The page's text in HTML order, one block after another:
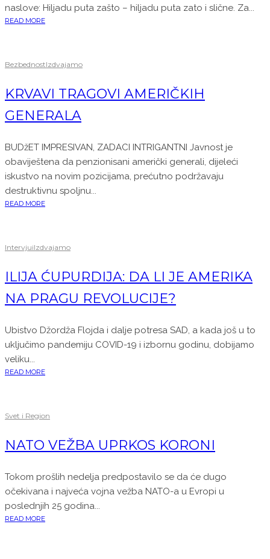
naslove: Hiljadu puta zašto – hiljadu puta zato i slične. Za...
READ MORE
BezbednostIzdvajamo
KRVAVI TRAGOVI AMERIČKIH
GENERALA
BUDžET IMPRESIVAN, ZADACI INTRIGANTNI Javnost je
obaviještena da penzionisani američki generali, dijeleći
iskustvo na novim pozicijama, prećutno podržavaju
destruktivnu spoljnu...
READ MORE
IntervjuiIzdvajamo
ILIJA ĆUPURDIJA: DA LI JE AMERIKA
NA PRAGU REVOLUCIJE?
Ubistvo Džordža Flojda i dalje potresa SAD, a kada još u to
uključimo pandemiju COVID-19 i izbornu godinu, dobijamo
veliku...
READ MORE
Svet i Region
NATO VEŽBA UPRKOS KORONI
Tokom prošlih nedelja predpostavilo se da će dugo
očekivana i najveća vojna vežba NATO-a u Evropi u
poslednjih 25 godina...
READ MORE